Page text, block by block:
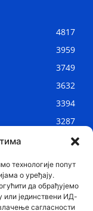
технологије попут
о уређају.
да обрађујемо
или јединствени ИД-
сагласности
4817
3959
3749
3632
3394
3287
2910